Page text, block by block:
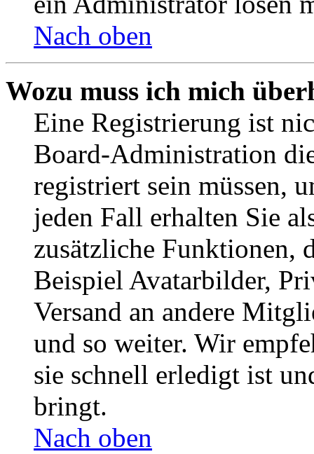
Nach oben
Wozu muss ich mich
Eine Registrierung ist
Board-Administration
registriert sein müssen,
jeden Fall erhalten Sie
zusätzliche Funktionen,
Beispiel Avatarbilder,
Versand an andere
und so weiter. Wir
sie schnell erledigt ist
bringt.
Nach oben